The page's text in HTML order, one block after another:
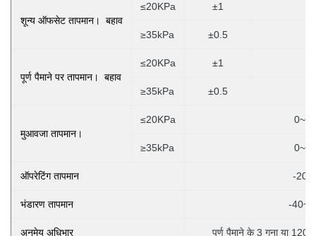
शून्य ऑफसेट तापमान। बहाव
≤20KPa ±1
≥35kPa ±0.5
पूर्ण पैमाने पर तापमान। बहाव
≤20KPa ±1
≥35kPa ±0.5
मुआवजा तापमान।
≤20KPa 0~50
≥35kPa 0~70
ऑपरेटिंग तापमान -
भंडारण तापमान -
अनुमेय अधिभार पूर्ण पैमाने के 3 गुना या